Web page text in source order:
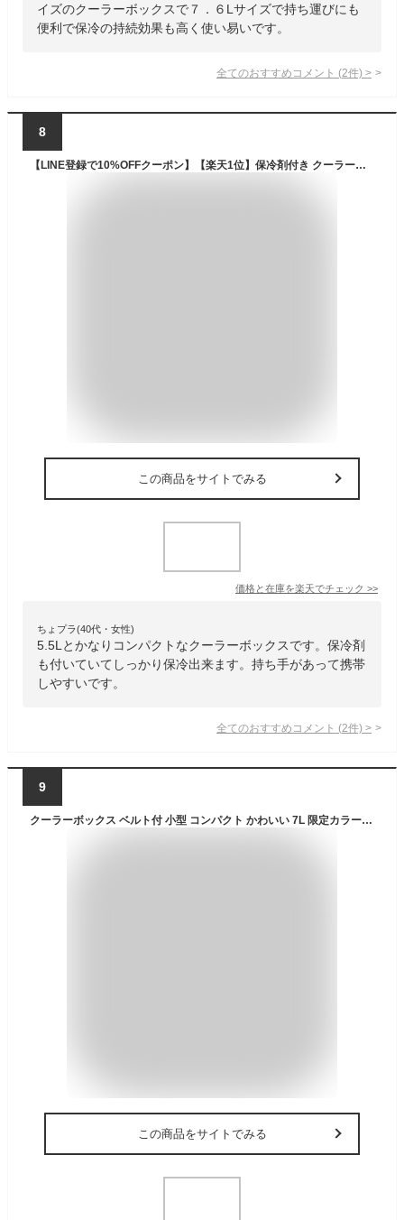
イズのクーラーボックスで７．６Lサイズで持ち運びにも
便利で保冷の持続効果も高く使い易いです。
全てのおすすめコメント (2件) >
8
【LINE登録で10%OFFクーポン】【楽天1位】保冷剤付き クーラーボックス 小型 5.5L 20L 保冷剤付き 釣り 部活 おしゃれ ピクニック 氷 保冷力 花見 バーベキュー アウトドア おすすめ 防災 キャンプ 人気 軽い 災害時 飲み物 冷やす 持ち手 公式 PYKES PEAK
この商品をサイトでみる
価格と在庫を楽天でチェック >>
ちょプラ(40代・女性)
5.5Lとかなりコンパクトなクーラーボックスです。保冷剤
も付いていてしっかり保冷出来ます。持ち手があって携帯
しやすいです。
全てのおすすめコメント (2件) >
9
クーラーボックス ベルト付 小型 コンパクト かわいい 7L 限定カラー おしゃれ クーラーバッグ クーラーバスケット クーラーBOX 保冷バッグ 保冷 キャンプ用品 レジャー 海 海水浴 BBQ 釣り 部活 収納ボックス
この商品をサイトでみる